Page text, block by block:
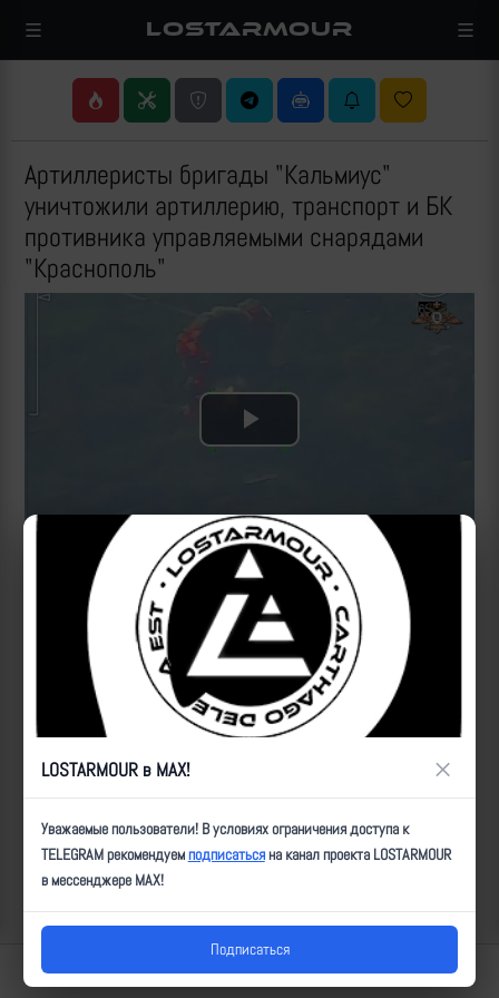
LOSTARMOUR
Артиллеристы бригады "Кальмиус"
уничтожили артиллерию, транспорт и БК
противника управляемыми снарядами
"Краснополь"
Play
1529| Автор: Артем| Дата: 2023-04-28 | Просмотров: 2475
Популярные за сегодня видео
Lostarmour | Carthago Delenda Est | 2014-2026
LOSTARMOUR в MAX! ×
Уважаемые пользователи! В условиях ограничения доступа к
TELEGRAM рекомендуемподписатьсяна канал проекта LOSTARMOUR
в мессенджере MAX!
Подписаться